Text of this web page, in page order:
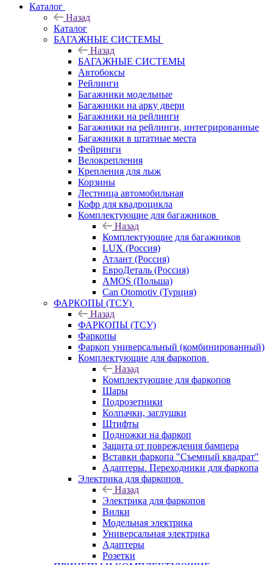
Каталог
Назад
Каталог
БАГАЖНЫЕ СИСТЕМЫ
Назад
БАГАЖНЫЕ СИСТЕМЫ
Автобоксы
Рейлинги
Багажники модельные
Багажники на арку двери
Багажники на рейлинги
Багажники на рейлинги, интегрированные
Багажники в штатные места
Фейринги
Велокрепления
Крепления для лыж
Корзины
Лестница автомобильная
Кофр для квадроцикла
Комплектующие для багажников
Назад
Комплектующие для багажников
LUX (Россия)
Атлант (Россия)
ЕвроДеталь (Россия)
AMOS (Польша)
Can Otomotiv (Турция)
ФАРКОПЫ (ТСУ)
Назад
ФАРКОПЫ (ТСУ)
Фаркопы
Фаркоп универсальный (комбинированный)
Комплектующие для фаркопов
Назад
Комплектующие для фаркопов
Шары
Подрозетники
Колпачки, заглушки
Штифты
Подножки на фаркоп
Защита от повреждения бампера
Вставки фаркопа "Съемный квадрат"
Адаптеры. Переходники для фаркопа
Электрика для фаркопов
Назад
Электрика для фаркопов
Вилки
Модельная электрика
Универсальная электрика
Адаптеры
Розетки